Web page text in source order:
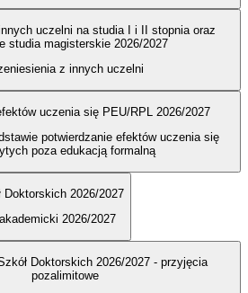
uczelni na studia I i II stopnia oraz
studia magisterskie 2026/2027
z innych uczelni
uczenia się PEU/RPL 2026/2027
potwierdzanie efektów uczenia się
poza edukacją formalną
Doktorskich 2026/2027
2026/2027
Doktorskich 2026/2027 - przyjęcia
pozalimitowe